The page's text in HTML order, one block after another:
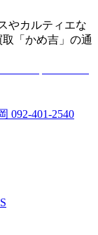
やカルティエな
「かめ吉」の通
092-401-2540